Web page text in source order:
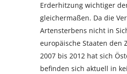
Erderhitzung wichtiger
gleichermaßen. Da die
Artensterbens nicht in
europäische Staaten den
2007 bis 2012 hat sich
befinden sich aktuell in